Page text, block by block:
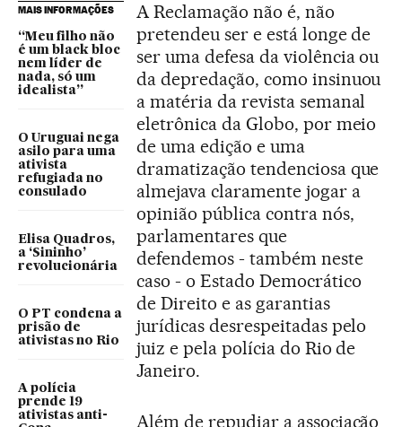
MAIS INFORMAÇÕES
“Meu filho não
é um black bloc
nem líder de
nada, só um
idealista”
O Uruguai nega
asilo para uma
ativista
refugiada no
consulado
Elisa Quadros,
a ‘Sininho’
revolucionária
O PT condena a
prisão de
ativistas no Rio
A polícia
prende 19
ativistas anti-
A Reclamação não é, não
pretendeu ser e está longe de
ser uma defesa da violência ou
da depredação, como insinuou
a matéria da revista semanal
eletrônica da Globo, por meio
de uma edição e uma
dramatização tendenciosa que
almejava claramente jogar a
opinião pública contra nós,
parlamentares que
defendemos - também neste
caso - o Estado Democrático
de Direito e as garantias
jurídicas desrespeitadas pelo
juiz e pela polícia do Rio de
Janeiro.
Além de repudiar a associação